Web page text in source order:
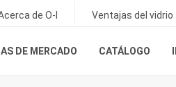
de O-I Ventajas del vidrio
DE MERCADO CATÁLOGO